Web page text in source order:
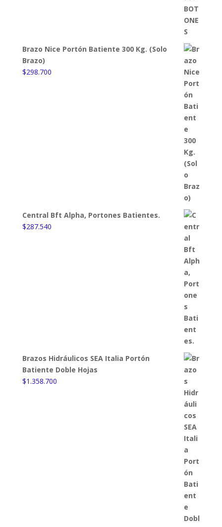
Brazo Nice Portón Batiente 300 Kg. (Solo
Brazo)
$298.700
Central Bft Alpha, Portones Batientes.
$287.540
Brazos Hidráulicos SEA Italia Portón
Batiente Doble Hojas
$1.358.700